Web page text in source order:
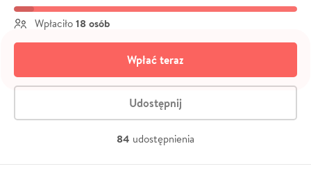
Wpłaciło 18 osób
Wpłać teraz
Udostępnij
84 udostępnienia